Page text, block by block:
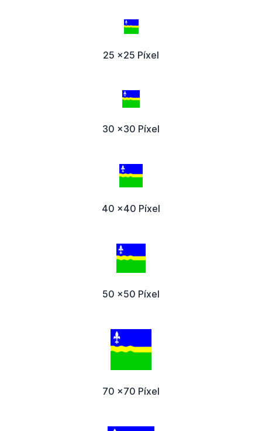
25 x25 Píxel
30 x30 Píxel
40 x40 Píxel
50 x50 Píxel
70 x70 Píxel